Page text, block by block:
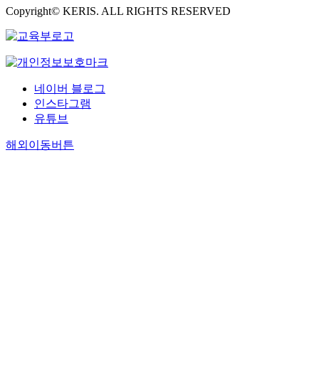
Copyright© KERIS. ALL RIGHTS RESERVED
네이버 블로그
인스타그램
유튜브
해외이동버튼